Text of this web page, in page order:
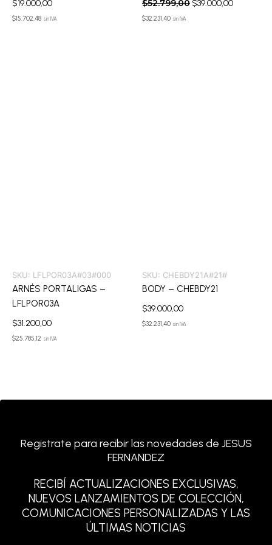
$19.000,00
$15.702,48 sin IVA
$52.799,00 $39.000,00
$32.231,40 sin IVA
SKU: LFLPOR03A#03#000
ARNÉS PORTALIGAS –
LFLPOR03A
$31.200,00
$25.785,12 sin IVA
SKU: CHEBDY21A#21#
BODY – CHEBDY21
$39.000,00
$32.231,40 sin IVA
Registrate para recibir las novedades de JESUS
FERNANDEZ
RECIBÍ ACTUALIZACIONES EXCLUSIVAS,
NUEVOS LANZAMIENTOS DE COLECCIÓN,
COMUNICACIONES PERSONALIZADAS Y LAS
ÚLTIMAS NOTICIAS